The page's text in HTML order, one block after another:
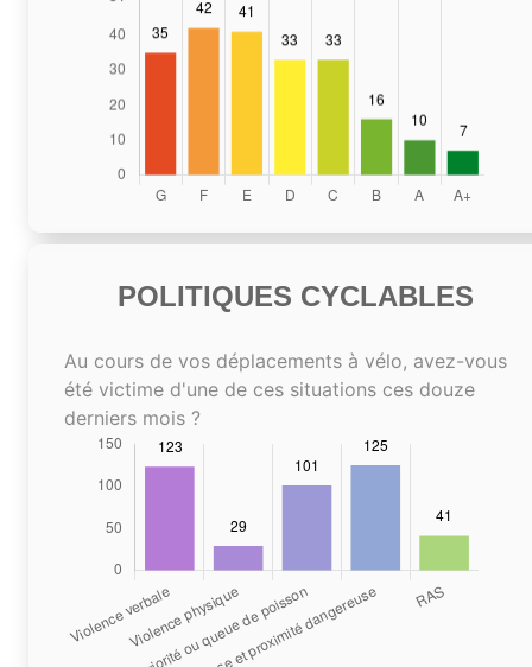
POLITIQUES CYCLABLES
Au cours de vos déplacements à vélo, avez-vous
été victime d'une de ces situations ces douze
derniers mois ?